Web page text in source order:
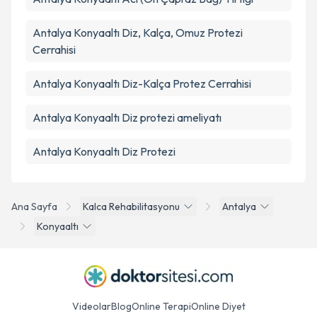
Ana Sayfa Kalca Rehabilitasyonu
Antalya
Konyaaltı
Antalya Konyaaltı Diz, Kalça, Omuz Protezi
Cerrahisi
Antalya Konyaaltı Diz-Kalça Protez Cerrahisi
Antalya Konyaaltı Diz protezi ameliyatı
Antalya Konyaaltı Diz Protezi
VideolarBlogOnline TerapiOnline Diyet